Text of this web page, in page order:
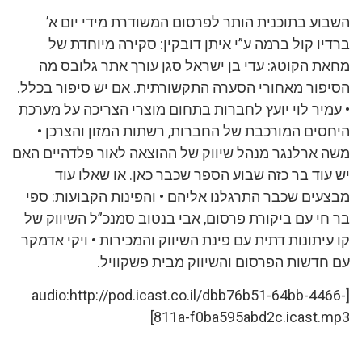
השבוע בתוכנית הותר לפרסום המשודרת מידי יום א’
ברדיו קול ברמה ע”י איתן דובקין: סקירה מיוחדת של
מחאת הקוטג: עדי בן ישראל סגן עורך אתר גלובס מה
הסיפור מאחורי הסערה התקשורתית. אם יש סיפור בכלל.
• עמיר לוי יועץ לחברות בתחום מוצרי הצריכה על מערכת
היחסים המורכבת של החברות, רשתות המזון והצרכן •
משה ארלנגר מנהל שיווק של ההוצאה לאור פלדהיים האם
יש עוד בר כזה שבוע הספר שכבר כאן. או שאלו עוד
מבצעים שכבר התרגלנו אליהם • והפינות הקבועות: ספי
בר חי עם ביקורת פרסום, אבי בנטוב סמנכ”ל השיווק של
קו עיתונות דתית עם פינת השיווק והמכירות • ויקי אדמקר
עם חדשות הפרסום והשיווק מבית פשקוויל.
[audio:http://pod.icast.co.il/dbb76b51-64bb-4466-
811a-f0ba595abd2c.icast.mp3]